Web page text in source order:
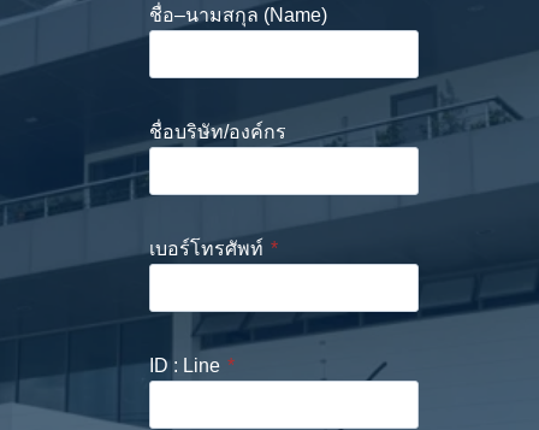
ชื่อ–นามสกุล (Name)
ชื่อบริษัท/องค์กร
เบอร์โทรศัพท์ *
ID : Line *